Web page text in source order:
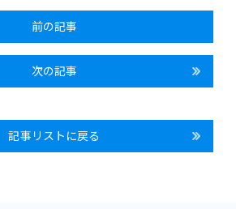
前の記事
次の記事
記事リストに戻る